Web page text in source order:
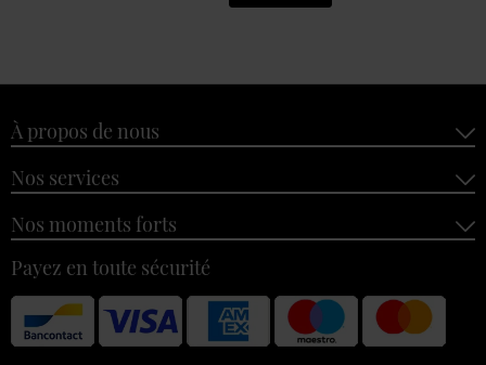
À propos de nous
Nos services
Nos moments forts
Payez en toute sécurité